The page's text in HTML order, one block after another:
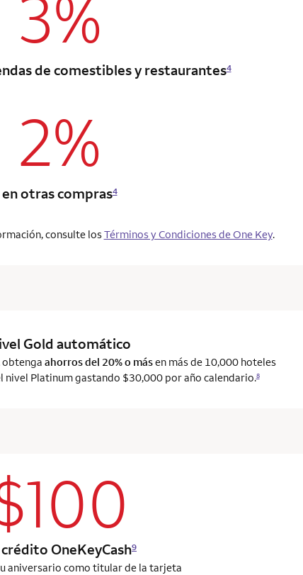
de comestibles y restaurantes4
column 2 Onkey+ card
2%
en otras compras4
consulte losTérminos y Condiciones de One Key.
column 2 Onkey+ card
Goldautomático
obtenga ahorros del 20% o másen más de 10,000 hoteles
nivel Platinum gastando $30,000 por año calendario.8
column 2 Onkey+ card
crédito OneKeyCash9
aniversario como titular de la tarjeta